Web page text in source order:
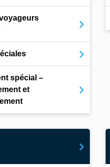
spécial –
et